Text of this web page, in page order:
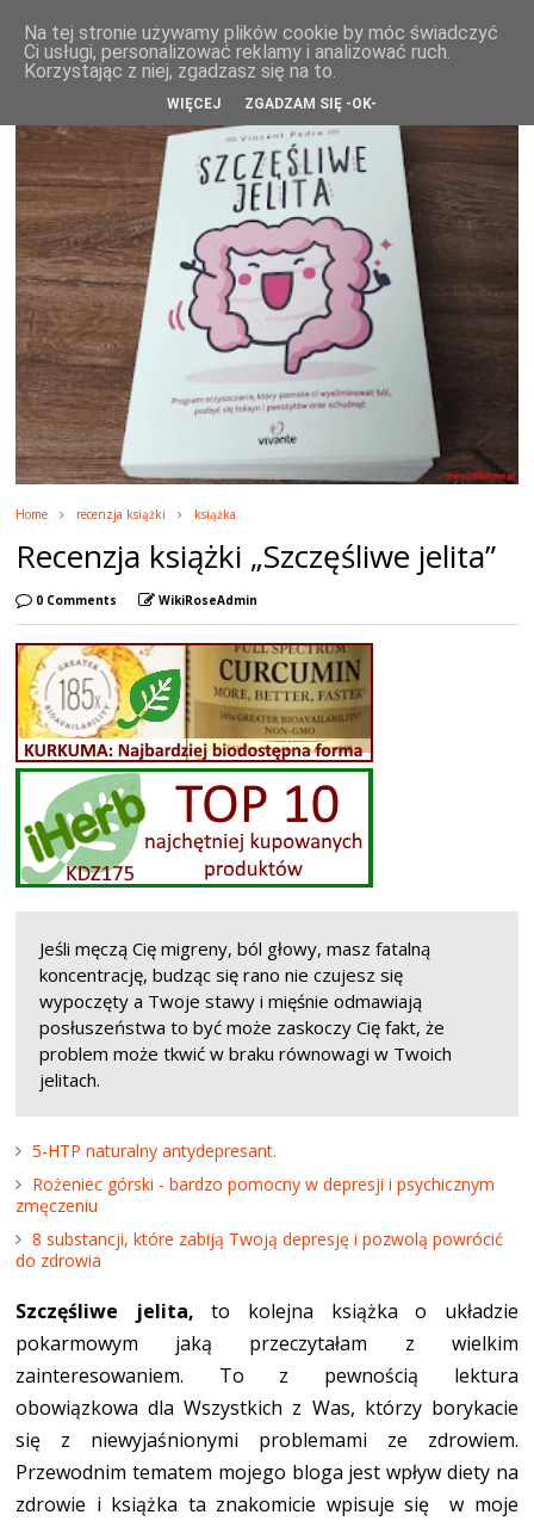
WikiRose blog
Home recenzja książki książka
Recenzja książki „Szczęśliwe jelita”
0 Comments WikiRoseAdmin
Jeśli męczą Cię migreny, ból głowy, masz fatalną
koncentrację, budząc się rano nie czujesz się
wypoczęty a Twoje stawy i mięśnie odmawiają
posłuszeństwa to być może zaskoczy Cię fakt, że
problem może tkwić w braku równowagi w Twoich
jelitach.
5-HTP naturalny antydepresant.
Rożeniec górski - bardzo pomocny w depresji i psychicznym
zmęczeniu
8 substancji, które zabiją Twoją depresję i pozwolą powrócić
do zdrowia
Szczęśliwe jelita, to kolejna książka o układzie
pokarmowym jaką przeczytałam z wielkim
zainteresowaniem. To z pewnością lektura
obowiązkowa dla Wszystkich z Was, którzy borykacie
się z niewyjaśnionymi problemami ze zdrowiem.
Przewodnim tematem mojego bloga jest wpływ diety na
zdrowie i książka ta znakomicie wpisuje się w moje
Na tej stronie używamy plików cookie by móc świadczyć
Ci usługi, personalizować reklamy i analizować ruch.
Korzystając z niej, zgadzasz się na to.
WIĘCEJ ZGADZAM SIĘ -OK-